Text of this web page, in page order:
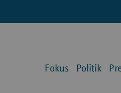
Fokus Politik